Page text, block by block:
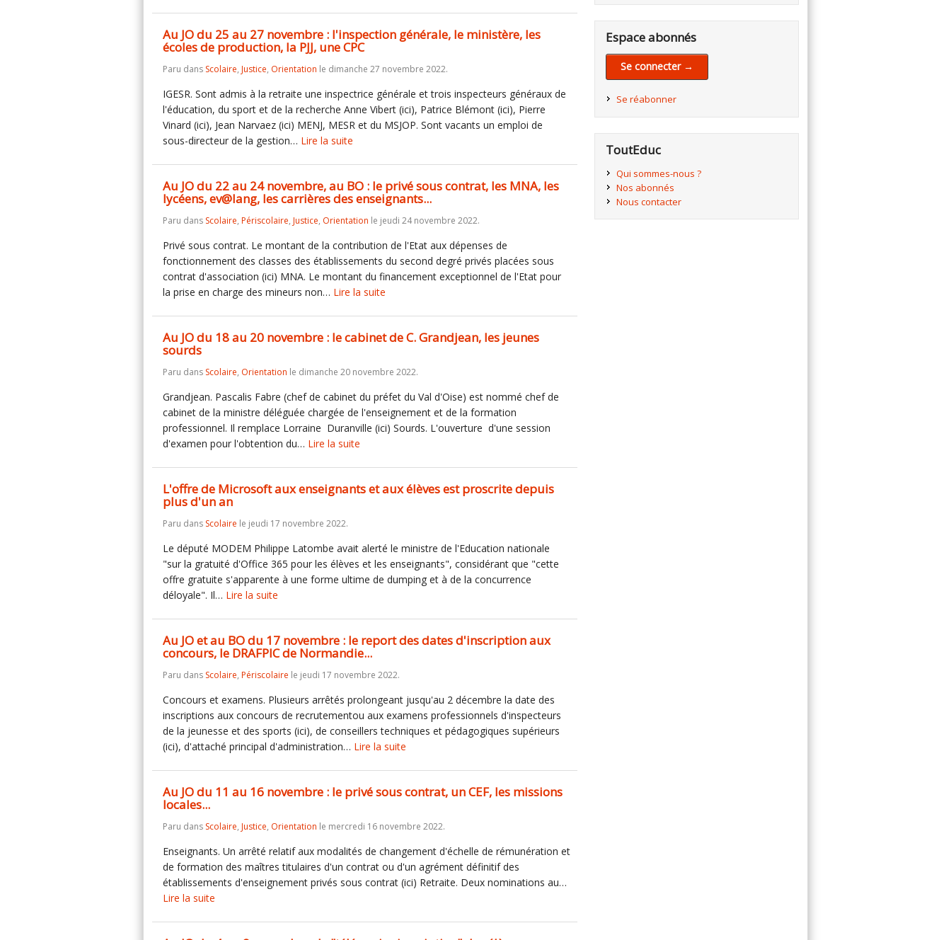
Au JO du 25 au 27 novembre : l'inspection générale, le ministère, les
écoles de production, la PJJ, une CPC
Paru dans Scolaire, Justice, Orientation le dimanche 27 novembre 2022.
IGESR. Sont admis à la retraite une inspectrice générale et trois inspecteurs généraux de
l'éducation, du sport et de la recherche Anne Vibert (ici), Patrice Blémont (ici), Pierre
Vinard (ici), Jean Narvaez (ici) MENJ, MESR et du MSJOP. Sont vacants un emploi de
sous-directeur de la gestion… Lire la suite
Au JO du 22 au 24 novembre, au BO : le privé sous contrat, les MNA, les
lycéens, ev@lang, les carrières des enseignants...
Paru dans Scolaire, Périscolaire, Justice, Orientation le jeudi 24 novembre 2022.
Privé sous contrat. Le montant de la contribution de l'Etat aux dépenses de
fonctionnement des classes des établissements du second degré privés placées sous
contrat d'association (ici) MNA. Le montant du financement exceptionnel de l'Etat pour
la prise en charge des mineurs non… Lire la suite
Au JO du 18 au 20 novembre : le cabinet de C. Grandjean, les jeunes
sourds
Paru dans Scolaire, Orientation le dimanche 20 novembre 2022.
Grandjean. Pascalis Fabre (chef de cabinet du préfet du Val d'Oise) est nommé chef de
cabinet de la ministre déléguée chargée de l'enseignement et de la formation
professionnel. Il remplace Lorraine Duranville (ici) Sourds. L'ouverture d'une session
d'examen pour l'obtention du… Lire la suite
L'offre de Microsoft aux enseignants et aux élèves est proscrite depuis
plus d'un an
Paru dans Scolaire le jeudi 17 novembre 2022.
Le député MODEM Philippe Latombe avait alerté le ministre de l'Education nationale
"sur la gratuité d'Office 365 pour les élèves et les enseignants", considérant que "cette
offre gratuite s'apparente à une forme ultime de dumping et à de la concurrence
déloyale". Il… Lire la suite
Au JO et au BO du 17 novembre : le report des dates d'inscription aux
concours, le DRAFPIC de Normandie...
Paru dans Scolaire, Périscolaire le jeudi 17 novembre 2022.
Concours et examens. Plusieurs arrêtés prolongeant jusqu'au 2 décembre la date des
inscriptions aux concours de recrutementou aux examens professionnels d'inspecteurs
de la jeunesse et des sports (ici), de conseillers techniques et pédagogiques supérieurs
(ici), d'attaché principal d'administration… Lire la suite
Au JO du 11 au 16 novembre : le privé sous contrat, un CEF, les missions
locales...
Paru dans Scolaire, Justice, Orientation le mercredi 16 novembre 2022.
Enseignants. Un arrêté relatif aux modalités de changement d'échelle de rémunération et
de formation des maîtres titulaires d'un contrat ou d'un agrément définitif des
établissements d'enseignement privés sous contrat (ici) Retraite. Deux nominations au…
Lire la suite
Espace abonnés
Se connecter →
Se réabonner
ToutEduc
Qui sommes-nous ?
Nos abonnés
Nous contacter